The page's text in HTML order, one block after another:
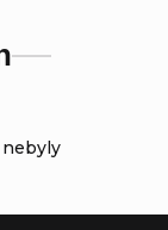
nebyly